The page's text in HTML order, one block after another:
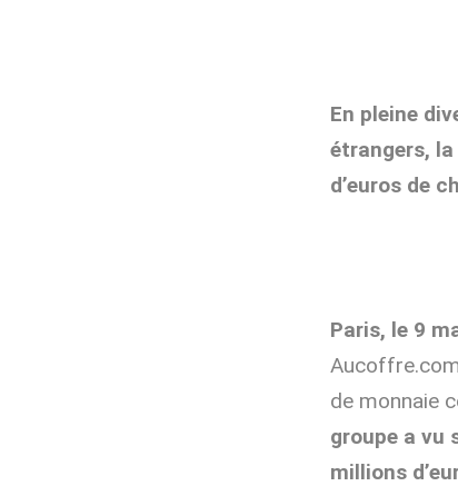
En pleine
étrangers,
d’euros de
Paris, le 9
de monnaie
groupe a vu
millions